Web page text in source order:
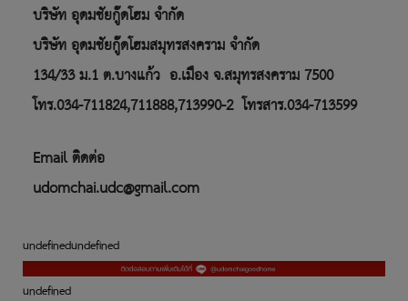
บริษัท อุดมชัยกู๊ดโฮม จำกัด
บริษัท อุดมชัยกู๊ดโฮมสมุทรสงคราม จำกัด
134/33 ม.1 ต.บางแก้ว อ.เมือง จ.สมุทรสงคราม 7500
โทร.034-711824,711888,713990-2โทรสาร.034-713599
Email ติดต่อ
udomchai.udc@gmail.com
undefinedundefined
undefined